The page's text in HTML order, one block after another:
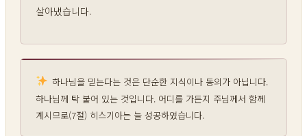
살아냈습니다.
하나님을 믿는다는 것은 단순한 지식이나 동의가 아닙니다.
하나님께 탁 붙어 있는 것입니다. 어디를 가든지 주님께서 함께
계시므로(7절) 히스기아는 늘 성공하였습니다.